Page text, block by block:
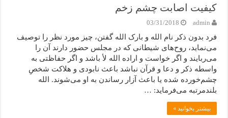
کیفیت اصابت چشم زخم
admin
03/31/2018
فرد بدون ذکر نام الله و بارک الله گفتن، چیز مورد نظر را توصیف
می‌نماید، روح‌های شیطانی که در مجلس حضور دارند آن را
می‌ربایند و اگر خواست و اراده الله ﻷ باشد و اگر حفاظتی به
واسطه ذکر و دعا و قرآن نباشد باعث نابودی و هلاکت شخصِ
چشم‌خورده شده یا باعث آزار رساندن به او می‌شوند. الله
بلندمرتبه می‌فرماید: …
بیشتر بخوانید »